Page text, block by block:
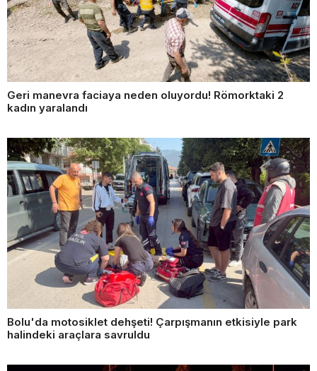
Geri manevra faciaya neden oluyordu! Römorktaki 2
kadın yaralandı
Bolu'da motosiklet dehşeti! Çarpışmanın etkisiyle park
halindeki araçlara savruldu